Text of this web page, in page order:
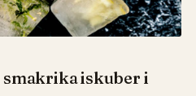
smakrika iskuber i